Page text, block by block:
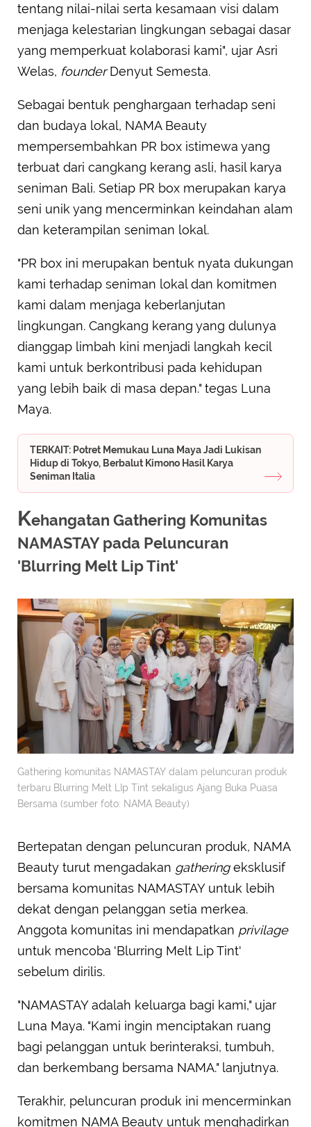
tentang nilai-nilai serta kesamaan visi dalam
menjaga kelestarian lingkungan sebagai dasar
yang memperkuat kolaborasi kami", ujar Asri
Welas, founderDenyut Semesta.
Sebagai bentuk penghargaan terhadap seni
dan budaya lokal, NAMA Beauty
mempersembahkan PR box istimewa yang
terbuat dari cangkang kerang asli, hasil karya
seniman Bali. Setiap PR box merupakan karya
seni unik yang mencerminkan keindahan alam
dan keterampilan seniman lokal.
"PR box ini merupakan bentuk nyata dukungan
kami terhadap seniman lokal dan komitmen
kami dalam menjaga keberlanjutan
lingkungan. Cangkang kerang yang dulunya
dianggap limbah kini menjadi langkah kecil
kami untuk berkontribusi pada kehidupan
yang lebih baik di masa depan." tegas Luna
Maya.
TERKAIT: Potret Memukau Luna Maya Jadi Lukisan
Hidup di Tokyo, Berbalut Kimono Hasil Karya
Seniman Italia
Kehangatan Gathering Komunitas
NAMASTAY pada Peluncuran
'Blurring Melt Lip Tint'
Gathering komunitas NAMASTAY dalam peluncuran produk
terbaru Blurring Melt LIp Tint sekaligus Ajang Buka Puasa
Bersama (sumber foto: NAMA Beauty)
Bertepatan dengan peluncuran produk, NAMA
Beauty turut mengadakan gatheringeksklusif
bersama komunitas NAMASTAY untuk lebih
dekat dengan pelanggan setia merkea.
Anggota komunitas ini mendapatkan privilage
untuk mencoba 'Blurring Melt Lip Tint'
sebelum dirilis.
"NAMASTAY adalah keluarga bagi kami," ujar
Luna Maya. "Kami ingin menciptakan ruang
bagi pelanggan untuk berinteraksi, tumbuh,
dan berkembang bersama NAMA." lanjutnya.
Terakhir, peluncuran produk ini mencerminkan
komitmen NAMA Beauty untuk menghadirkan